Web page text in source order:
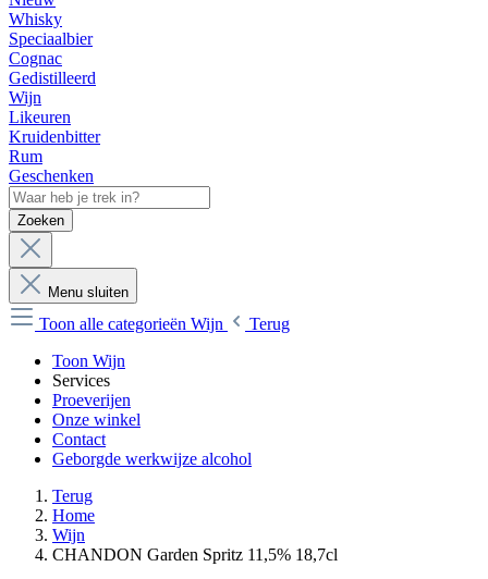
Whisky
Speciaalbier
Cognac
Gedistilleerd
Wijn
Likeuren
Kruidenbitter
Rum
Geschenken
Zoeken
Menu sluiten
Toon alle categorieën Wijn
Terug
Toon Wijn
Services
Proeverijen
Onze winkel
Contact
Geborgde werkwijze alcohol
Terug
Home
Wijn
CHANDON Garden Spritz 11,5% 18,7cl